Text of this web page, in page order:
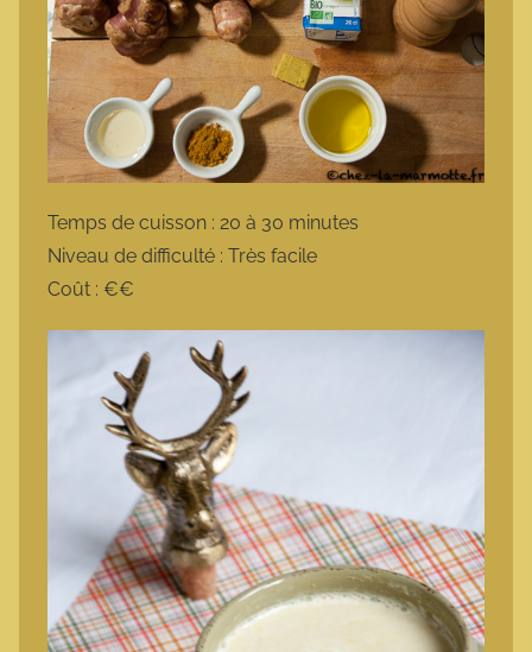
Temps de cuisson : 20 à 30 minutes
Niveau de difficulté : Très facile
Coût : €€